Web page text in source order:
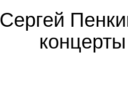
Сергей